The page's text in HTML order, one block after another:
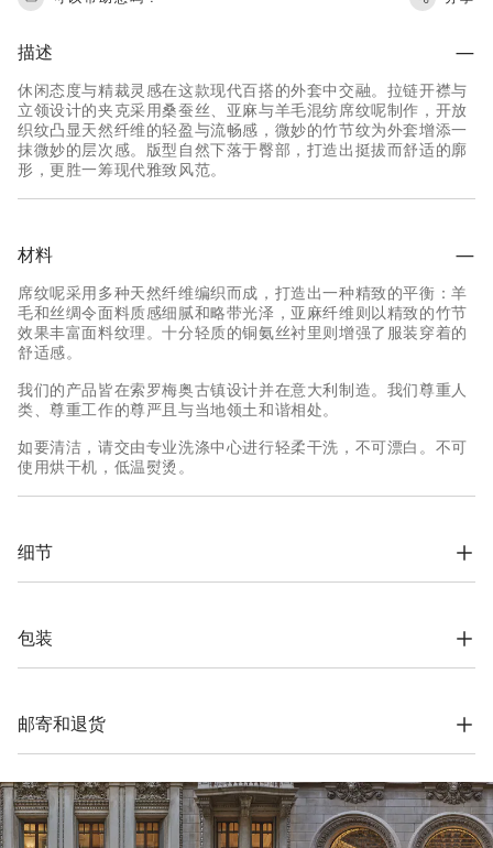
描述
休闲态度与精裁灵感在这款现代百搭的外套中交融。拉链开襟与
立领设计的夹克采用桑蚕丝、亚麻与羊毛混纺席纹呢制作，开放
织纹凸显天然纤维的轻盈与流畅感，微妙的竹节纹为外套增添一
抹微妙的层次感。版型自然下落于臀部，打造出挺拔而舒适的廓
形，更胜一筹现代雅致风范。
材料
席纹呢采用多种天然纤维编织而成，打造出一种精致的平衡：羊
毛和丝绸令面料质感细腻和略带光泽，亚麻纤维则以精致的竹节
效果丰富面料纹理。十分轻质的铜氨丝衬里则增强了服装穿着的
舒适感。
我们的产品皆在索罗梅奥古镇设计并在意大利制造。我们尊重人
类、尊重工作的尊严且与当地领土和谐相处。
如要清洁，请交由专业洗涤中心进行轻柔干洗，不可漂白。不可
使用烘干机，低温熨烫。
细节
带揿扣袖口
揿扣下摆口袋
铜氨丝面料半衬
包装
料制作，整个包装设计基于自立结构，可以用于储存和再使用，
并可平整存放在非常小的空间。
邮寄和退货
我们所有服装的寄送都是免费的。全球快递从周一到周五执行，
一般在5个工作日内送达。有关交货时间的更多信息，请参考运
输页面。